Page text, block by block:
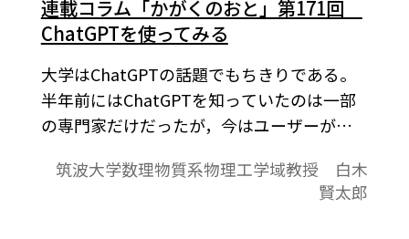
連載コラム「かがくのおと」第171回
ChatGPTを使ってみる
大学はChatGPTの話題でもちきりである。
半年前にはChatGPTを知っていたのは一部
の専門家だけだったが，今はユーザーが急
ChatGPTが存在しない世界には戻れなくな
るのだろう。東京大学の副学長が4月3日に
筑波大学数理物質系物理工学域教授 白木
賢太郎